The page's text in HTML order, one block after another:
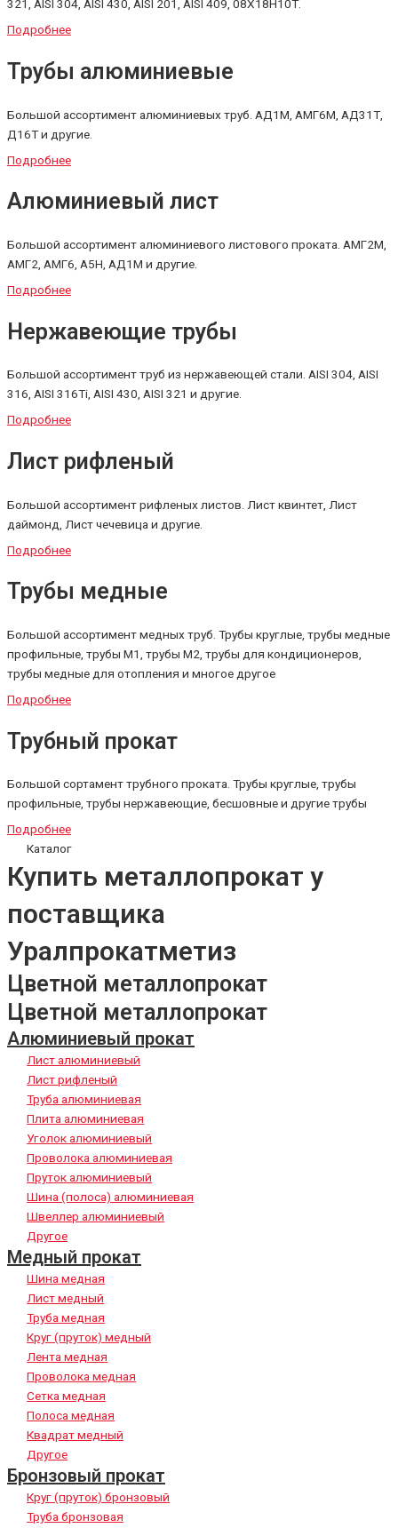
321, AISI 304, AISI 430, AISI 201, AISI 409, 08Х18Н10Т.
Подробнее
Трубы алюминиевые
Большой ассортимент алюминиевых труб. АД1М, АМГ6М, АД31Т,
Д16Т и другие.
Подробнее
Алюминиевый лист
Большой ассортимент алюминиевого листового проката. АМГ2М,
АМГ2, АМГ6, А5Н, АД1М и другие.
Подробнее
Нержавеющие трубы
Большой ассортимент труб из нержавеющей стали. AISI 304, AISI
316, AISI 316Тi, AISI 430, AISI 321 и другие.
Подробнее
Лист рифленый
Большой ассортимент рифленых листов. Лист квинтет, Лист
даймонд, Лист чечевица и другие.
Подробнее
Трубы медные
Большой ассортимент медных труб. Трубы круглые, трубы медные
профильные, трубы М1, трубы М2, трубы для кондиционеров,
трубы медные для отопления и многое другое
Подробнее
Трубный прокат
Большой сортамент трубного проката. Трубы круглые, трубы
профильные, трубы нержавеющие, бесшовные и другие трубы
Подробнее
Каталог
Купить металлопрокат у
поставщика
Уралпрокатметиз
Цветной металлопрокат
Цветной металлопрокат
Алюминиевый прокат
Лист алюминиевый
Лист рифленый
Труба алюминиевая
Плита алюминиевая
Уголок алюминиевый
Проволока алюминиевая
Пруток алюминиевый
Шина (полоса) алюминиевая
Швеллер алюминиевый
Другое
Медный прокат
Шина медная
Лист медный
Труба медная
Круг (пруток) медный
Лента медная
Проволока медная
Сетка медная
Полоса медная
Квадрат медный
Другое
Бронзовый прокат
Круг (пруток) бронзовый
Труба бронзовая